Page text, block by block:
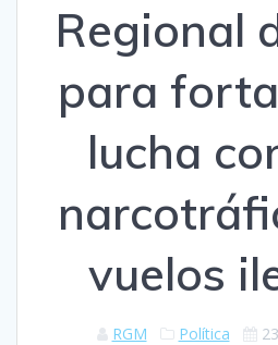
Regional
para
lucha
vuelos
RGM Política